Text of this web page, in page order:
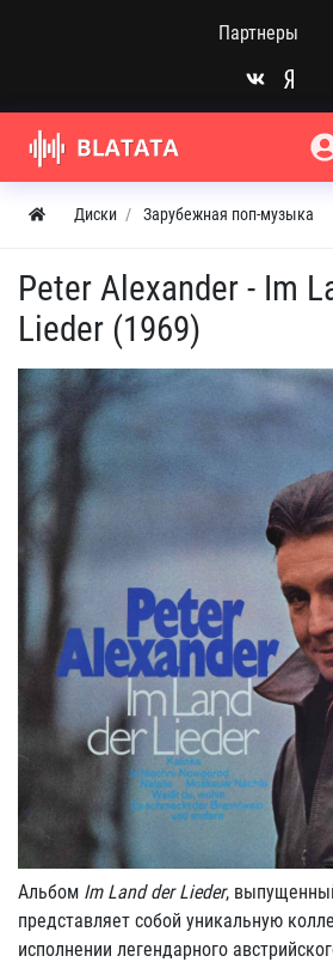
Партнеры
Диски Зарубежная поп-музыка
Peter Alexander - Im
Lieder (1969)
Альбом Im Land der Lieder,
представляет собой уникальную
исполнении легендарного